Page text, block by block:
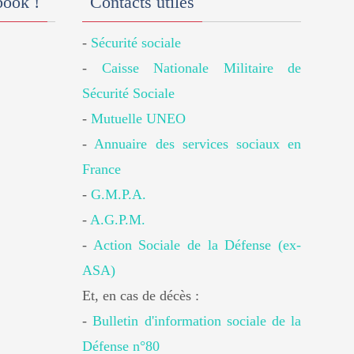
- Sécurité sociale
- Caisse Nationale Militaire de
Sécurité Sociale
-Mutuelle UNEO
-Annuaire des services sociaux en
France
-G.M.P.A.
-A.G.P.M.
- Action Sociale de la Défense (ex-
ASA)
Et, en cas de décès :
-Bulletin d'information sociale de la
Défense n°80